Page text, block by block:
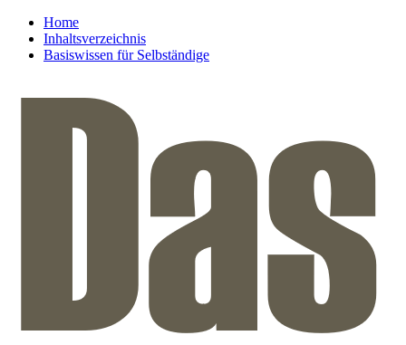
Home
Inhaltsverzeichnis
Basiswissen für Selbständige